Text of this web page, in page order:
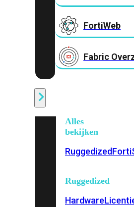
FortiWeb
Fabric
Alles
bekijken
Ruggedized
Ruggedized
Hardware